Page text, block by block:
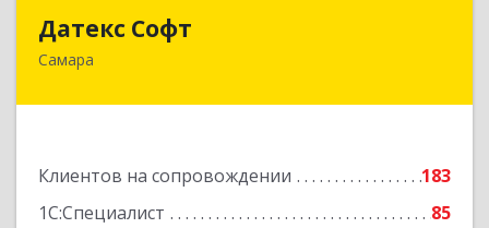
Датекс Софт
Самара
Клиентов на сопровождении
183
1С:Специалист
85
443070, Самарская обл, Самара г, Партизанская